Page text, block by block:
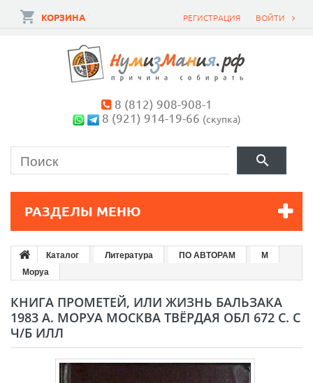
ВОЙТИ
РЕГИСТРАЦИЯ
КОРЗИНА
8 (812) 908-908-1
8 (921) 914-19-66 (скупка)
РАЗДЕЛЫ МЕНЮ
Каталог Литература ПО АВТОРАМ
М
Моруа
КНИГА ПРОМЕТЕЙ, ИЛИ ЖИЗНЬ БАЛЬЗАКА
1983 А. МОРУА МОСКВА ТВЁРДАЯ ОБЛ 672 С. С
Ч/Б ИЛЛ